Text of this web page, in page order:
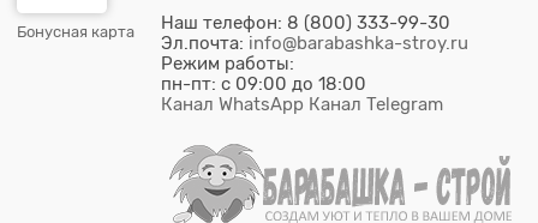
Бонусная карта
Наш телефон: 8 (800) 333-99-30
Эл.почта: info@barabashka-stroy.ru
Режим работы:
пн-пт: c 09:00 до 18:00
Канал WhatsApp Канал Telegram